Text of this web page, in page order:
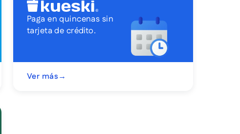
Paga en quincenas sin
tarjeta de crédito.
Ver más→